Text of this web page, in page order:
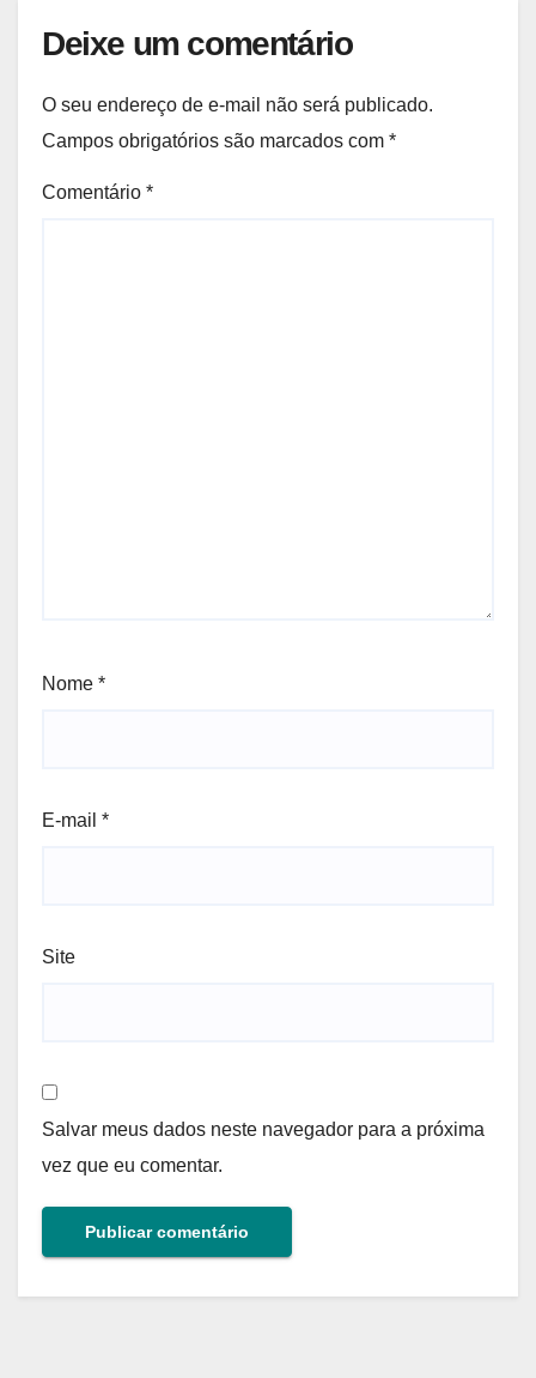
Deixe um comentário
O seu endereço de e-mail não será publicado.
Campos obrigatórios são marcados com *
Comentário *
Nome *
E-mail *
Site
Salvar meus dados neste navegador para a próxima
vez que eu comentar.